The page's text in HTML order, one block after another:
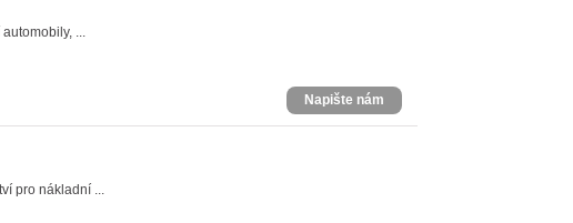
...
Napište nám
pro nákladní ...